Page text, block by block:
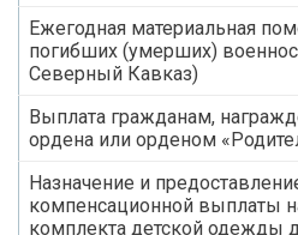
Ежегодная материальная
погибших (умерших)
Северный Кавказ)
Выплата гражданам,
ордена или орденом
Назначение и
компенсационной выплаты
комплекта детской одежды